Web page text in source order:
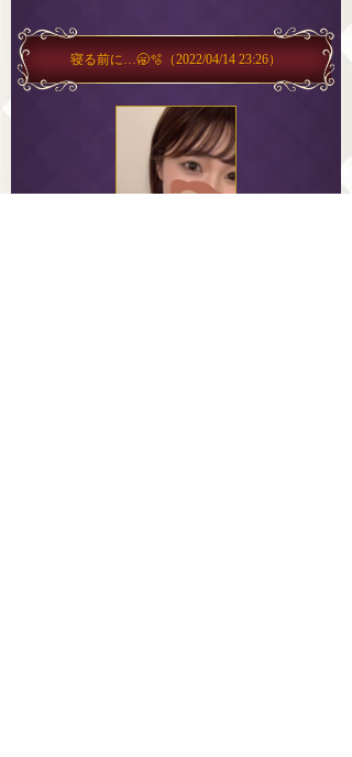
寝る前に…🥱🫧 （2022/04/14 23:26）